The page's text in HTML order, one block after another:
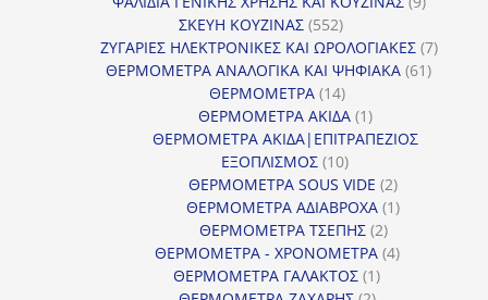
ΣΚΕΥΗ ΚΟΥΖΙΝΑΣ 552552
προϊόντα
ΖΥΓΑΡΙΕΣ ΗΛΕΚΤΡΟΝΙΚΕΣ ΚΑΙ ΩΡΟΛΟΓΙΑΚΕΣ 77
ΘΕΡΜΟΜΕΤΡΑ ΑΝΑΛΟΓΙΚΑ ΚΑΙ ΨΗΦΙΑΚΑ 6161
ΘΕΡΜΟΜΕΤΡΑ 1414
προϊόντα
ΘΕΡΜΟΜΕΤΡΑ ΑΚΙΔΑ 11
προϊόν
ΘΕΡΜΟΜΕΤΡΑ ΑΚΙΔΑ|ΕΠΙΤΡΑΠΕΖΙΟΣ
ΕΞΟΠΛΙΣΜΟΣ 1010
προϊόντα
ΘΕΡΜΟΜΕΤΡΑ SOUS VIDE 22
προϊόντα
ΘΕΡΜΟΜΕΤΡΑ ΑΔΙΑΒΡΟΧΑ 11
ΘΕΡΜΟΜΕΤΡΑ ΤΣΕΠΗΣ 22
προϊόντα
ΘΕΡΜΟΜΕΤΡΑ - ΧΡΟΝΟΜΕΤΡΑ 44
ΘΕΡΜΟΜΕΤΡΑ ΓΑΛΑΚΤΟΣ 11